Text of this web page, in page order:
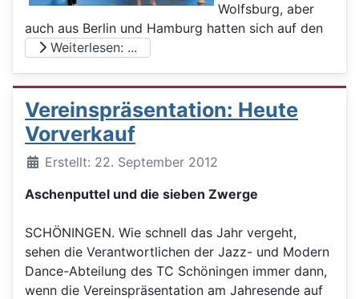
Wolfsburg, aber
auch aus Berlin und Hamburg hatten sich auf den
Weiterlesen: ...
Vereinspräsentation: Heute
Vorverkauf
DetailsErstellt: 22. September 2012
Aschenputtel und die sieben Zwerge
SCHÖNINGEN. Wie schnell das Jahr vergeht,
sehen die Verantwortlichen der Jazz- und Modern
Dance-Abteilung des TC Schöningen immer dann,
wenn die Vereinspräsentation am Jahresende auf